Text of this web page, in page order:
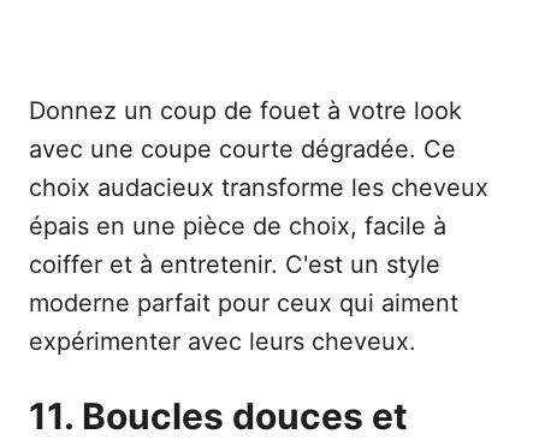
Donnez un coup de fouet à votre look
avec une coupe courte dégradée. Ce
choix audacieux transforme les cheveux
épais en une pièce de choix, facile à
coiffer et à entretenir. C'est un style
moderne parfait pour ceux qui aiment
expérimenter avec leurs cheveux.
11. Boucles douces et